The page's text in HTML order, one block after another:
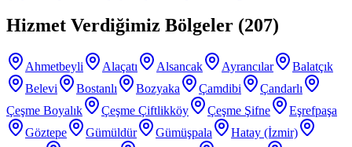
Hizmet Verdiğimiz Bölgeler (207)
Ahmetbeyli Alaçatı Alsancak Ayrancılar
Balatçık
Belevi
Bostanlı Bozyaka Çamdibi
Çandarlı
Çeşme Boyalık
Çeşme Çiftlikköy Çeşme Şifne
Eşrefpaşa
Göztepe
Gümüldür Gümüşpala
Hatay (İzmir)